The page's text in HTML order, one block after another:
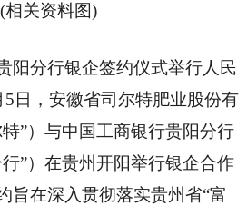
(相关资料图)
阳分行银企签约仪式举行人民
5日，安徽省司尔特肥业股份有
”）与中国工商银行贵阳分行
行”）在贵州开阳举行银企合作
旨在深入贯彻落实贵州省“富